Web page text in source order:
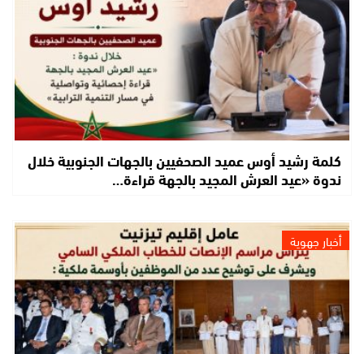
كلمة رشيد أوس عميد الصحفيين بالجهات الجنوبية خلال
ندوة «عيد العرش المجيد بالجهة قراءة…
أخبار جهوية